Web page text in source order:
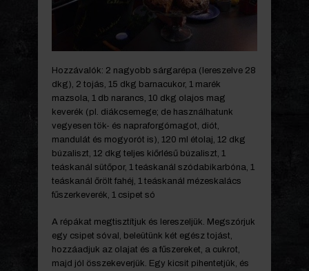
Hozzávalók: 2 nagyobb sárgarépa (lereszelve 28
dkg), 2 tojás, 15 dkg barnacukor, 1 marék
mazsola, 1 db narancs, 10 dkg olajos mag
keverék (pl. diákcsemege; de használhatunk
vegyesen tök- és napraforgómagot, diót,
mandulát és mogyorót is), 120 ml étolaj, 12 dkg
búzaliszt, 12 dkg teljes kiőrlésű búzaliszt, 1
teáskanál sütőpor, 1 teáskanál szódabikarbóna, 1
teáskanál őrölt fahéj, 1 teáskanál mézeskalács
fűszerkeverék, 1 csipet só
A répákat megtisztítjuk és lereszeljük. Megszórjuk
egy csipet sóval, beleütünk két egész tojást,
hozzáadjuk az olajat és a fűszereket, a cukrot,
majd jól összekeverjük. Egy kicsit pihentetjük, és